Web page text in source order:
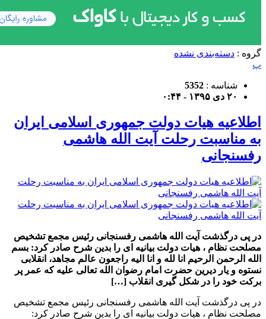
گروه : دسته‌بندی نشده
پ
شناسه : 5352
۲۰ دی ۱۳۹۵ - ۰:۴۴
اطلاعیه هیات دولت جمهوری اسلامی ایران
به مناسبت رحلت آیت الله هاشمی
رفسنجانی
در پی درگذشت آیت الله هاشمی رفسنجانی رئیس مجمع تشخیص
مصلحت نظام ، هیات دولت بیانیه ای را بدین شرح صادر کرد: بسم
الله الرحمن الرحیم انا لله و انا الیه راجعون عالم مجاهد، انقلابی
نستوه و یار دیرین حضرت امام رضوان الله تعالی علیه که عمر پر
برکت خود را در شکل گیری انقلاب […]
در پی درگذشت آیت الله هاشمی رفسنجانی رئیس مجمع تشخیص
مصلحت نظام ، هیات دولت بیانیه ای را بدین شرح صادر کرد: